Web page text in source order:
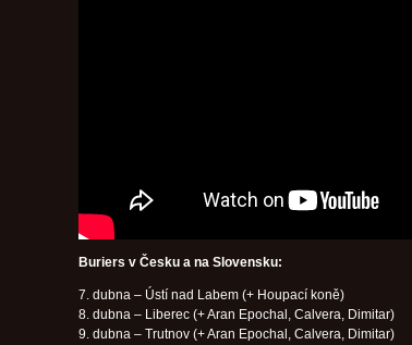
Buriers v Česku a na Slovensku:
7. dubna – Ústí nad Labem (+ Houpací koně)
8. dubna – Liberec (+ Aran Epochal, Calvera, Dimitar)
9. dubna – Trutnov (+ Aran Epochal, Calvera, Dimitar)